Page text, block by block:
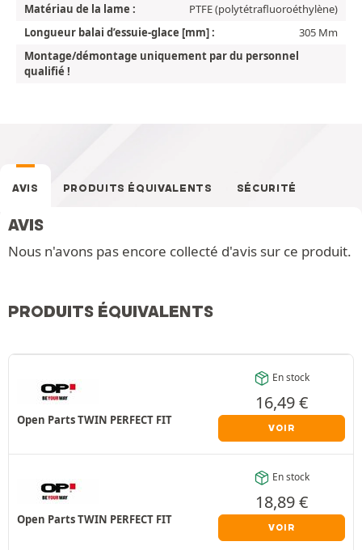
Matériau de la lame :
PTFE (polytétrafluoroéthylène)
Longueur balai d’essuie-glace [mm] :
305 Mm
Montage/démontage uniquement par du personnel
qualifié !
AVIS PRODUITS ÉQUIVALENTS SÉCURITÉ
AVIS
Nous n'avons pas encore collecté d'avis sur ce produit.
PRODUITS ÉQUIVALENTS
Open Parts TWIN PERFECT FIT
En stock
16,49€
VOIR
Open Parts TWIN PERFECT FIT
En stock
18,89€
VOIR